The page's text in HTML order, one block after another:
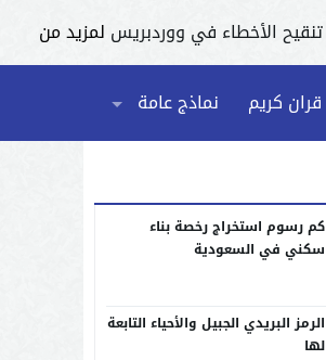
تنقيح الأخطاء في ووردبريس لمزيد من
قران كريم نماذج عامة
كم رسوم استخراج رخصة بناء
سكني في السعودية
الرمز البريدي الجبيل والأحياء التابعة
لها